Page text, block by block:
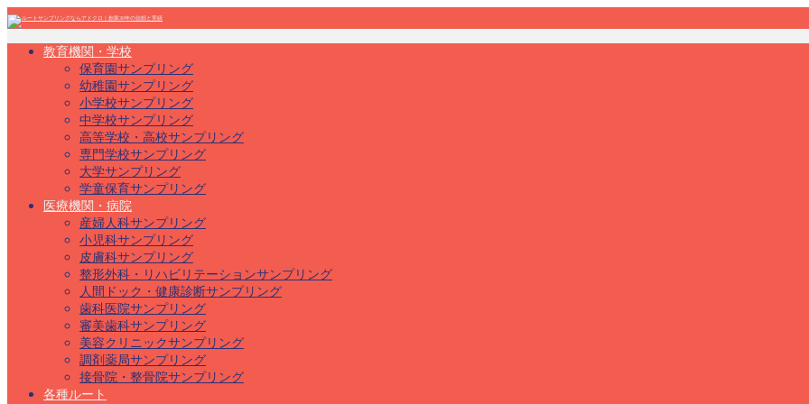
教育機関・学校
保育園サンプリング
幼稚園サンプリング
小学校サンプリング
中学校サンプリング
高等学校・高校サンプリング
専門学校サンプリング
大学サンプリング
学童保育サンプリング
医療機関・病院
産婦人科サンプリング
小児科サンプリング
皮膚科サンプリング
整形外科・リハビリテーションサンプリング
人間ドック・健康診断サンプリング
歯科医院サンプリング
審美歯科サンプリング
美容クリニックサンプリング
調剤薬局サンプリング
接骨院・整骨院サンプリング
各種ルート